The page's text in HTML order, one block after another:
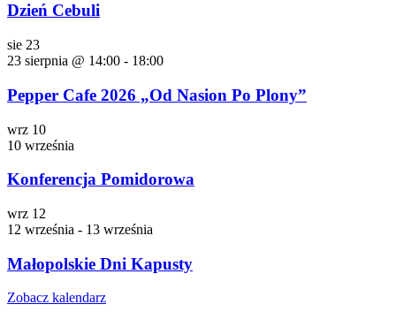
Dzień Cebuli
sie 23
23 sierpnia @ 14:00 - 18:00
Pepper Cafe 2026 „Od Nasion Po Plony”
wrz 10
10 września
Konferencja Pomidorowa
wrz 12
12 września - 13 września
Małopolskie Dni Kapusty
Zobacz kalendarz